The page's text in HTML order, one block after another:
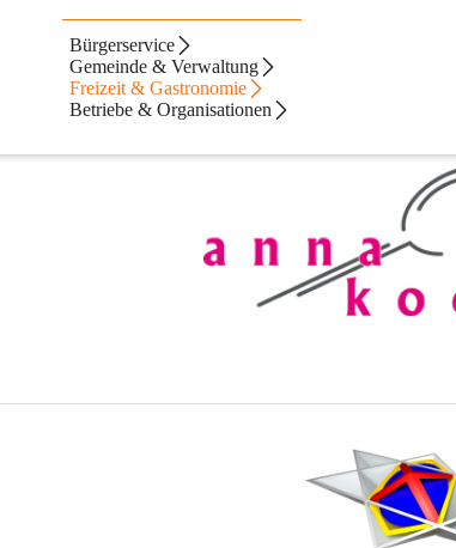
Bürgerservice
Gemeinde & Verwaltung
Freizeit & Gastronomie
Betriebe & Organisationen